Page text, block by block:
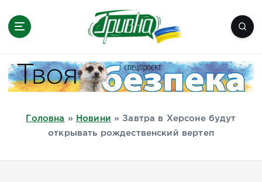
Миколаїв, Одеса, Мелітополь
Головна » Новини »Завтра в Херсоне будут
открывать рождественский вертеп